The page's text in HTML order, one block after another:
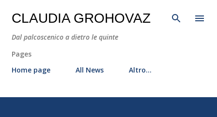
Passa ai contenuti principali
CLAUDIA GROHOVAZ
Dal palcoscenico a dietro le quinte
Pages
Home page
All News Altro…